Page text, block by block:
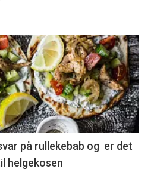
på rullekebab og er det
helgekosen